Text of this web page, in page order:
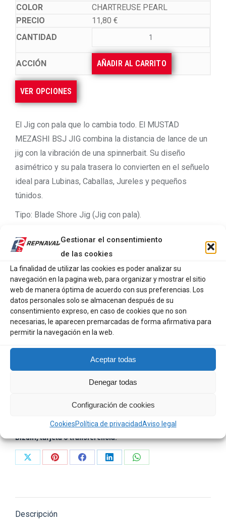
Gestionar el consentimiento
de las cookies
La finalidad de utilizar las cookies es poder analizar su
navegación en la pagina web, para organizar y mostrar el sitio
web de manera óptima de acuerdo con sus preferencias. Los
datos personales solo se almacenan después de su
consentimiento expreso, en caso de cookies que no son
necesarias, le aparecen premarcadas de forma afirmativa para
permitir la navegación en la web.
Aceptar todas
Denegar todas
Configuración de cookies
CookiesPolítica de privacidadAviso legal
CHARTREUSE PEARL
11,80 €
AÑADIR AL CARRITO
VER OPCIONES
El Jig con pala que lo cambia todo. El MUSTAD
MEZASHI BSJ JIG combina la distancia de lance de un
jig con la vibración de una spinnerbait. Su diseño
asimétrico y su pala trasera lo convierten en el señuelo
ideal para Lubinas, Caballas, Jureles y pequeños
túnidos.
Tipo: Blade Shore Jig (Jig con pala).
Equipamiento: Assist Hook delantero + Triple trasero.
Uso: Shore Jigging ligero y Spinning desde
embarcación.
Guardar para luego
Categorías:SEÑUELOS, Señuelos Jigging
R65339
¡Sorpresa en cada pedido!
GRATIS: A partir de 70 €.
¿Prefieres trato humano?
Olga gestiona tu pedido de forma manual con pago por
Bizum, tarjeta o transferencia.
Share
Share
Share
Share
Share
Descripción